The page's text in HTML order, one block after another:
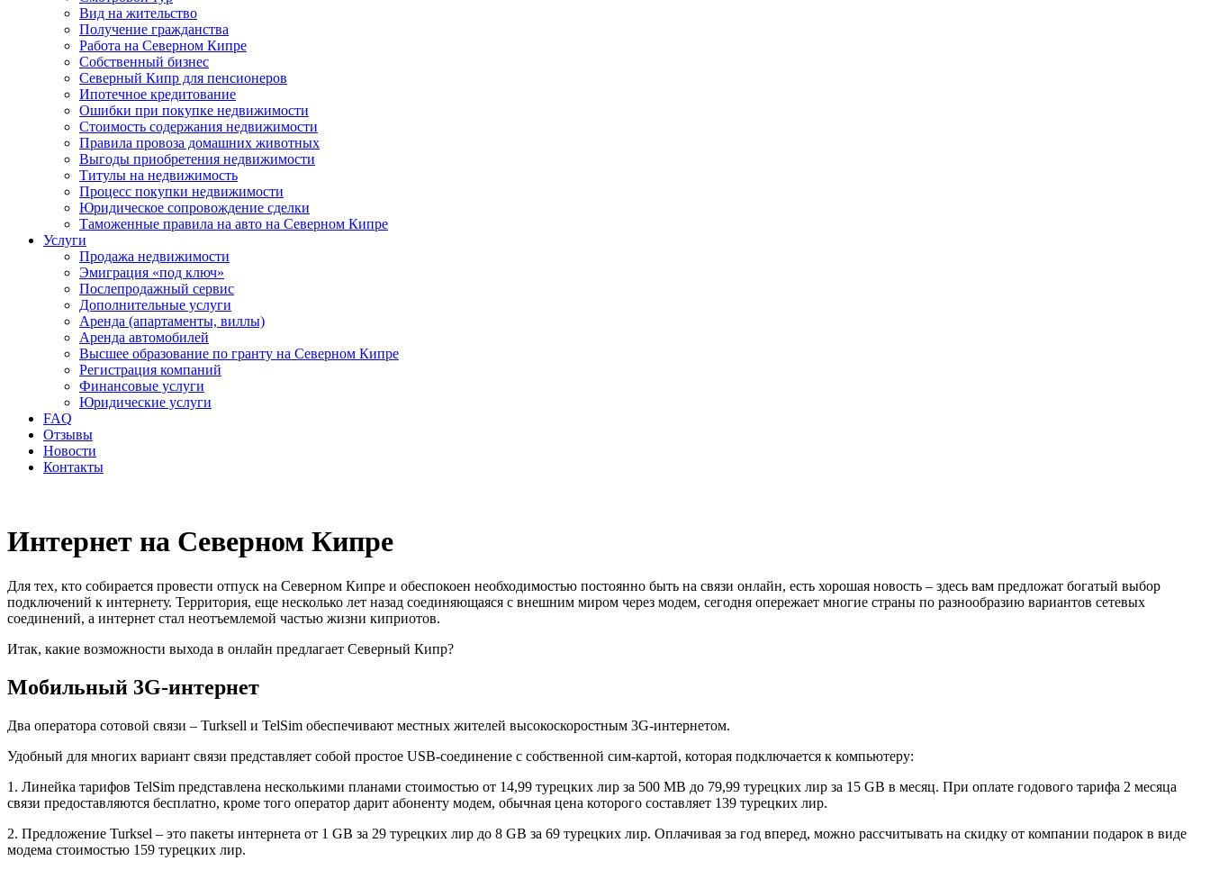
Вид на жительство
Получение гражданства
Работа на Северном Кипре
Собственный бизнес
Северный Кипр для пенсионеров
Ипотечное кредитование
Ошибки при покупке недвижимости
Стоимость содержания недвижимости
Правила провоза домашних животных
Выгоды приобретения недвижимости
Титулы на недвижимость
Процесс покупки недвижимости
Юридическое сопровождение сделки
Таможенные правила на авто на Северном Кипре
Услуги
Продажа недвижимости
Эмиграция «под ключ»
Послепродажный сервис
Дополнительные услуги
Аренда (апартаменты, виллы)
Аренда автомобилей
Высшее образование по гранту на Северном Кипре
Регистрация компаний
Финансовые услуги
Юридические услуги
FAQ
Отзывы
Новости
Контакты
Интернет на Северном Кипре
Для тех, кто собирается провести отпуск на Северном Кипре и обеспокоен необходимостью постоянно быть на связи онлайн, есть хорошая новость – здесь вам предложат богатый выбор
подключений к интернету. Территория, еще несколько лет назад соединяющаяся с внешним миром через модем, сегодня опережает многие страны по разнообразию вариантов сетевых
соединений, а интернет стал неотъемлемой частью жизни киприотов.
Итак, какие возможности выхода в онлайн предлагает Северный Кипр?
Мобильный 3G-интернет
Два оператора сотовой связи – Turksell и TelSim обеспечивают местных жителей высокоскоростным 3G-интернетом.
Удобный для многих вариант связи представляет собой простое USB-соединение с собственной сим-картой, которая подключается к компьютеру:
1. Линейка тарифов TelSim представлена несколькими планами стоимостью от 14,99 турецких лир за 500 MB до 79,99 турецких лир за 15 GB в месяц. При оплате годового тарифа 2 месяца
связи предоставляются бесплатно, кроме того оператор дарит абоненту модем, обычная цена которого составляет 139 турецких лир.
2. Предложение Turksel – это пакеты интернета от 1 GB за 29 турецких лир до 8 GB за 69 турецких лир. Оплачивая за год вперед, можно рассчитывать на скидку от компании подарок в виде
модема стоимостью 159 турецких лир.